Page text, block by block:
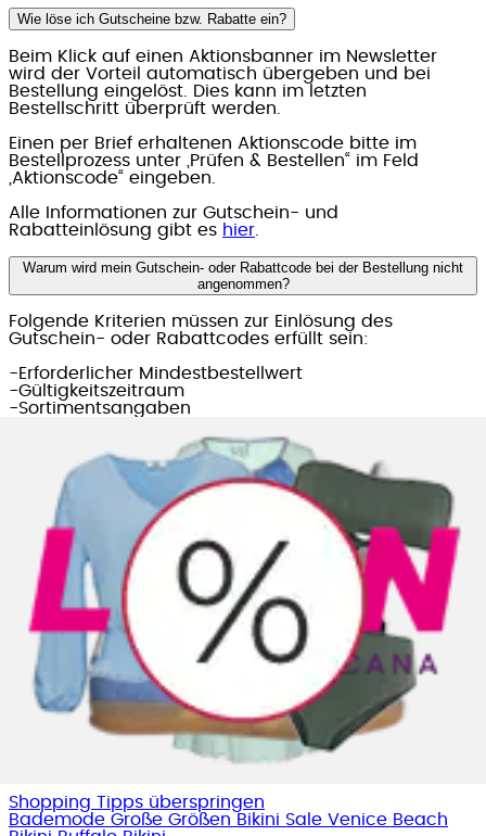
Wie löse ich Gutscheine bzw. Rabatte ein?
Beim Klick auf einen Aktionsbanner im Newsletter
wird der Vorteil automatisch übergeben und bei
Bestellung eingelöst. Dies kann im letzten
Bestellschritt überprüft werden.
Einen per Brief erhaltenen Aktionscode bitte im
Bestellprozess unter „Prüfen & Bestellen“ im Feld
„Aktionscode“ eingeben.
Alle Informationen zur Gutschein- und
Rabatteinlösung gibt es hier.
Warum wird mein Gutschein- oder Rabattcode bei der Bestellung nicht
angenommen?
Folgende Kriterien müssen zur Einlösung des
Gutschein- oder Rabattcodes erfüllt sein:
-Erforderlicher Mindestbestellwert
-Gültigkeitszeitraum
-Sortimentsangaben
Sind alle Kriterien erfüllt und der Aktionsvorteil wird
nicht angenommen, bitte unseren Kundenservice
kontaktieren. Für eine schnellere Bearbeitung
empfehlen wir die Kontaktaufnahme über unser
Kontaktformular.
Wie kann ich nachträglich einen Gutschein oder Rabatt einlösen?
Wir bitten um Verständnis, dass Gutscheine oder
Rabatte auf bereits getätigte Bestellungen nicht
mehr abgezogen werden können.
Bei Fragen hilft unser Kundenservice gerne weiter. Für
eine schnellere Bearbeitung empfehlen wir die
Kontaktaufnahme über unserKontaktformular
Shopping Tipps überspringen
Bademode Große Größen Bikini Sale Venice Beach